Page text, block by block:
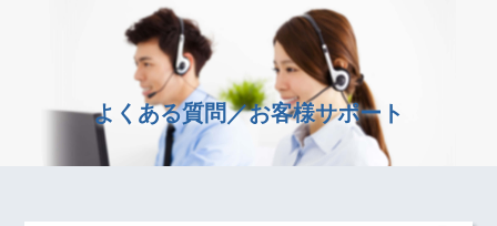
よくある質問／お客様サポート